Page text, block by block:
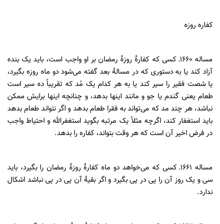
کفاره روزه
مساله ۱۶۶۰ـ‌ کسی که کفارۀ روزۀ رمضان بر او واجب است، باید یک بنده
آزاد‎ ‎‌کند یا به دستوری که در مسالۀ بعد گفته می‌شود دو ماه روزه بگیرد،
یا شصت فقیر را سیر کند یا به هر کدام یک مُد که تقریباً ده سیر است
طعام یعنی گندم یا جو و مانند‎ ‎‌اینها بدهد، و چنانچه اینها برایش ممکن
نباشد، هر چند مد که می‌تواند به فقرا طعام‌‎ ‎‌بدهد و اگر نتواند طعام بدهد
باید استغفار کند، اگرچه مثلاً یک مرتبه بگوید‎ ‎‌استغفرالله ‌و احتیاط واجب
در فرض اخیر آن است که هر وقت بتواند، کفاره را‎ ‎‌بدهد.‌
‌مساله ۱۶۶۱ـ‌ کسی که می‌خواهد دو ماه کفارۀ روزۀ رمضان را بگیرد، باید
سی و‎ ‎‌یک روز آن را پی در پی بگیرد و اگر بقیۀ آن پی در پی نباشد اشکال
ندارد.‌